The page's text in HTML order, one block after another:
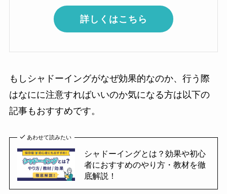
詳しくはこちら
もしシャドーイングがなぜ効果的なのか、行う際
はなにに注意すればいいのか気になる方は以下の
記事もおすすめです。
あわせて読みたい
シャドーイングとは？効果や初心
者におすすめのやり方・教材を徹
底解説！